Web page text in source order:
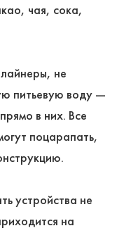
чая, сока,
не
питьевую воду ―
в них. Все
поцарапать,
устройства не
на